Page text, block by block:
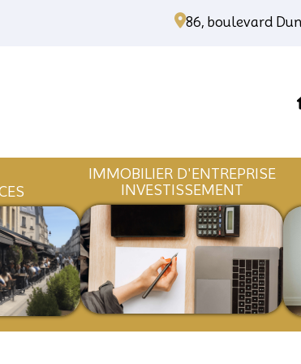
86, boulevard
IMMOBILIER